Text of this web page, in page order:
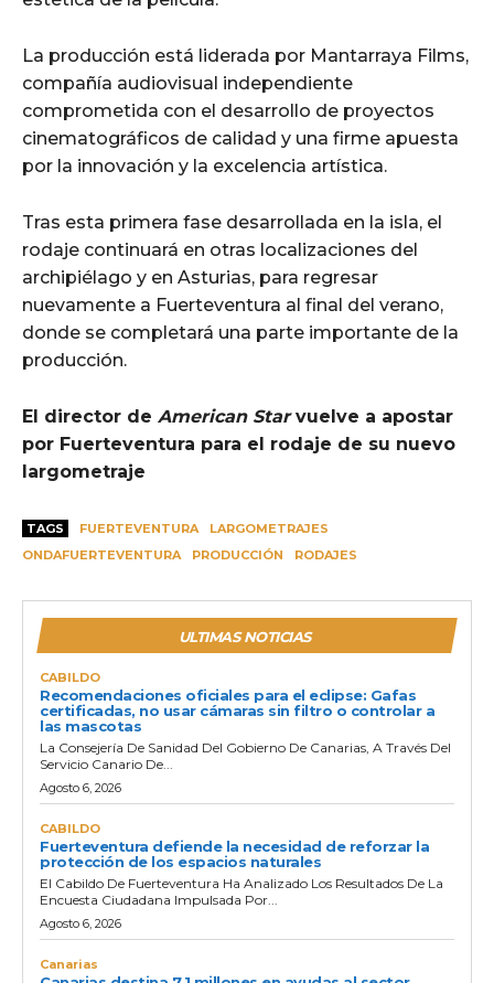
La producción está liderada por Mantarraya Films,
compañía audiovisual independiente
comprometida con el desarrollo de proyectos
cinematográficos de calidad y una firme apuesta
por la innovación y la excelencia artística.
Tras esta primera fase desarrollada en la isla, el
rodaje continuará en otras localizaciones del
archipiélago y en Asturias, para regresar
nuevamente a Fuerteventura al final del verano,
donde se completará una parte importante de la
producción.
El director de American Starvuelve a apostar
por Fuerteventura para el rodaje de su nuevo
largometraje
TAGS FUERTEVENTURA
LARGOMETRAJES
ONDAFUERTEVENTURA
PRODUCCIÓN RODAJES
ULTIMAS NOTICIAS
CABILDO
Recomendaciones oficiales para el eclipse: Gafas
certificadas, no usar cámaras sin filtro o controlar a
las mascotas
La Consejería De Sanidad Del Gobierno De Canarias, A Través Del
Servicio Canario De...
Agosto 6, 2026
CABILDO
Fuerteventura defiende la necesidad de reforzar la
protección de los espacios naturales
El Cabildo De Fuerteventura Ha Analizado Los Resultados De La
Encuesta Ciudadana Impulsada Por...
Agosto 6, 2026
Canarias